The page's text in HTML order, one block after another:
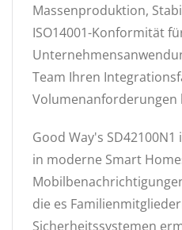
Massenproduktion,
ISO14001-Konformität
Team Ihren
Volumenanforderungen
Good Way's
in moderne Smart
die es
Sicherheitssystemen